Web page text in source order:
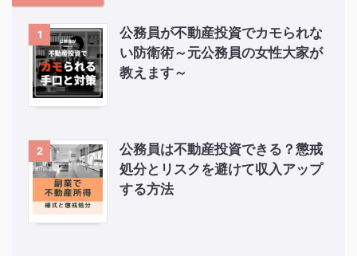
1
公務員が不動産投資でカモられな
い防衛術～元公務員の女性大家が
教えます～
2
公務員は不動産投資できる？懲戒
処分とリスクを避けて収入アップ
する方法